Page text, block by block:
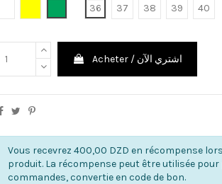
Vert Militaire
36
37 38 39 40
Acheter / اشتري الآن
Vous recevrez 400,00 DZD en récompense
produit. La récompense peut être utilisée
commandes, convertie en code de bon.